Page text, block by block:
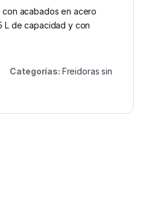
acabados en acero
L de capacidad y con
Categorías: Freidoras sin